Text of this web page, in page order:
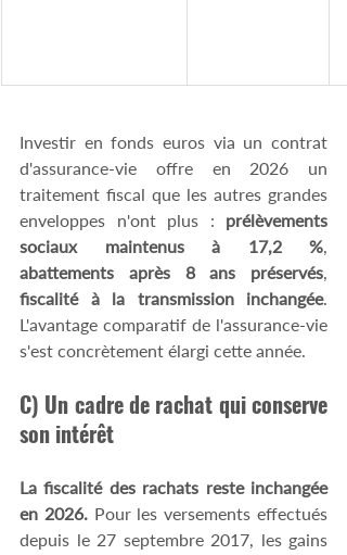
Investir en fonds euros via un contrat
d'assurance-vie offre en 2026 un
traitement fiscal que les autres grandes
enveloppes n'ont plus : prélèvements
sociaux maintenus à 17,2 %
abattements après 8 ans préservés
fiscalité à la transmission inchangée.
L'avantage comparatif de l'assurance-vie
s'est concrètement élargi cette année.
C) Un cadre de rachat qui conserve
son intérêt
La fiscalité des rachats reste inchangée
en 2026. Pour les versements effectués
depuis le 27 septembre 2017, les gains